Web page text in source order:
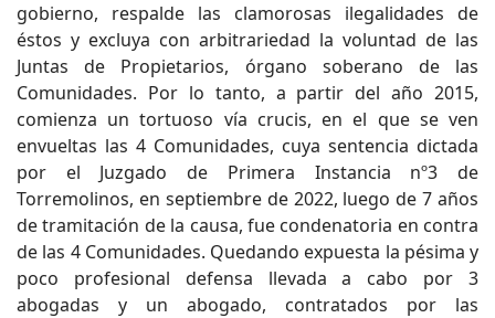
gobierno, respalde las clamorosas ilegalidades de
éstos y excluya con arbitrariedad la voluntad de las
Juntas de Propietarios, órgano soberano de las
Comunidades. Por lo tanto, a partir del año 2015,
comienza un tortuoso vía crucis, en el que se ven
envueltas las 4 Comunidades, cuya sentencia dictada
por el Juzgado de Primera Instancia nº3 de
Torremolinos, en septiembre de 2022, luego de 7 años
de tramitación de la causa, fue condenatoria en contra
de las 4 Comunidades. Quedando expuesta la pésima y
poco profesional defensa llevada a cabo por 3
abogadas y un abogado, contratados por las